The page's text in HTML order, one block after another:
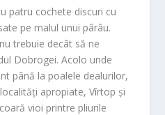
patru cochete discuri cu
pe malul unui pârâu.
trebuie decât să ne
Dobrogei. Acolo unde
până la poalele dealurilor,
apropiate, Vîrtop și
vioi printre pliurile